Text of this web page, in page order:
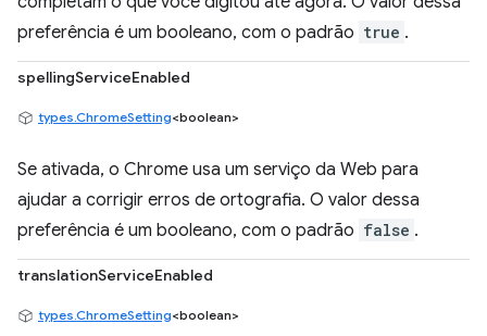
preferência é um booleano, com o padrão true .
spellingServiceEnabled
types.ChromeSetting<boolean>
Se ativada, o Chrome usa um serviço da Web para
ajudar a corrigir erros de ortografia. O valor dessa
preferência é um booleano, com o padrão false .
translationServiceEnabled
types.ChromeSetting<boolean>